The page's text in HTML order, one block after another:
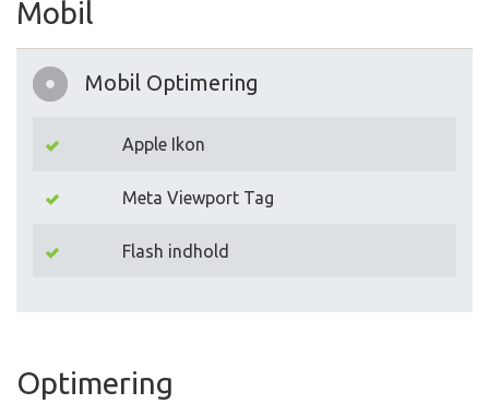
Mobil
Mobil Optimering
Apple Ikon
Meta Viewport Tag
Flash indhold
Optimering